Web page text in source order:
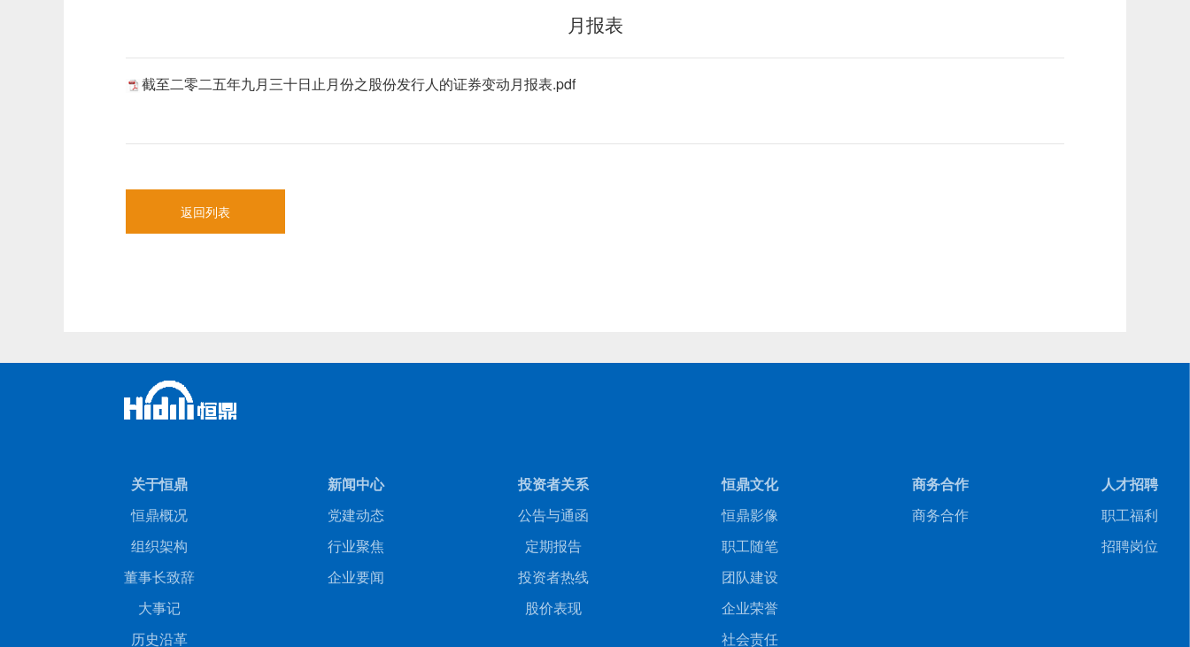
投资者关系
商务合作
人才招聘
月报表
截至二零二五年九月三十日止月份之股份发行人的证券变动月报表.pdf
返回列表
关于恒鼎
恒鼎概况
组织架构
董事长致辞
大事记
历史沿革
新闻中心
党建动态
行业聚焦
企业要闻
投资者关系
公告与通函
定期报告
投资者热线
股价表现
恒鼎文化
恒鼎影像
职工随笔
团队建设
企业荣誉
社会责任
商务合作
商务合作
人才招聘
职工福利
招聘岗位